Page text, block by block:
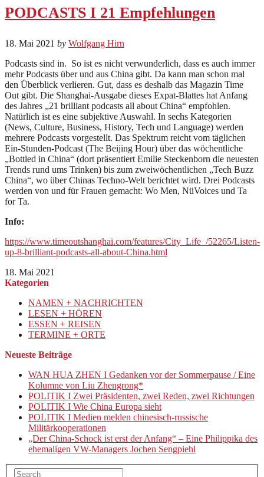
PODCASTS I 21 Empfehlungen
18. Mai 2021 by Wolfgang Hirn
Podcasts sind in. So ist es nicht verwunderlich, dass es auch immer
mehr Podcasts über und aus China gibt. Da kann man schon mal
den Überblick verlieren. Gut, dass es deshalb das Magazin Time
Out gibt. Die Shanghai-Ausgabe dieses Expat-Blattes hat Anfang
des Jahres „21 brilliant podcasts all about China“ empfohlen.
Natürlich ist es eine subjektive Auswahl. In sechs Kategorien
(News, Culture, Business, History, Tech und Language) werden
mehrere Podcasts vorgestellt. Das Spektrum reicht vom täglichen
Ein-Stunden-Podcast (The Beijing Hour) über das wöchentliche
„Bottled in China“ (dort präsentiert Emilie Steckenborn die neuesten
Trends rund ums Trinken) bis zum zweiwöchentlichen „Tech Buzz
China“, wo über Chinas Techno-Welt berichtet wird. Drei Podcasts
werden von und für Frauen gemacht: Wo Men, NüVoices und Ta
for Ta.
Info:
https://www.timeoutshanghai.com/features/City_Life_/52265/Listen-
up-8-brilliant-podcasts-all-about-China.html
18. Mai 2021
Kategorien
NAMEN + NACHRICHTEN
LESEN + HÖREN
ESSEN + REISEN
TERMINE + ORTE
Neueste Beiträge
WAN HUA ZHEN I Gedanken vor der Sommerpause / Eine
Kolumne von Liu Zhengrong*
POLITIK I Zwei Präsidenten, zwei Reden, zwei Richtungen
POLITIK I Wie China Europa sieht
POLITIK I Medien melden chinesisch-russische
Militärkooperationen
„Der China-Schock ist erst der Anfang“ – Eine Philippika des
ehemaligen VW-Managers Jochen Sengpiehl